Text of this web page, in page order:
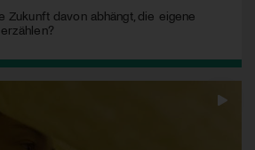
Zukunft davon abhängt, die eigene